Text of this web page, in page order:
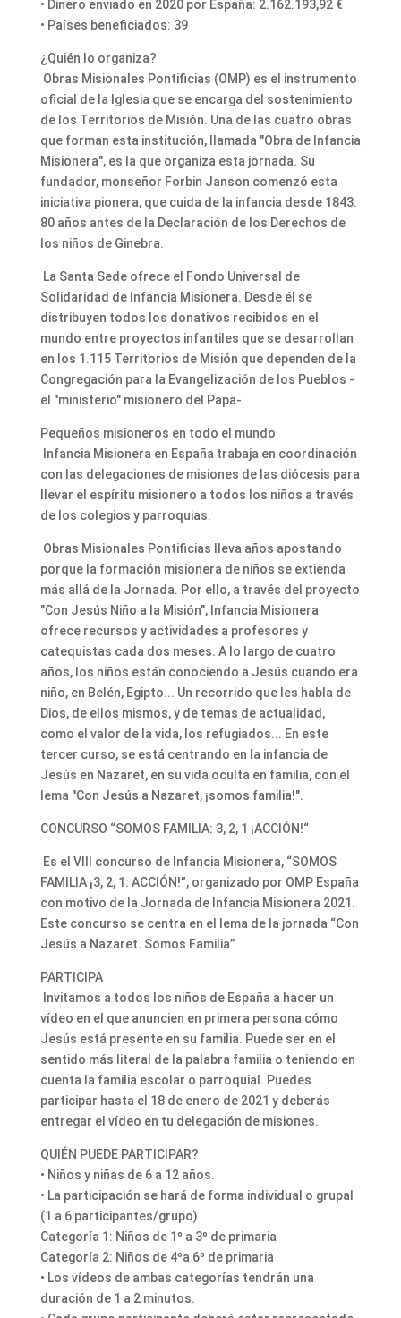
• Dinero enviado en 2020 por España: 2.162.193,92 €
• Países beneficiados: 39
¿Quién lo organiza?
Obras Misionales Pontificias (OMP) es el instrumento
oficial de la Iglesia que se encarga del sostenimiento
de los Territorios de Misión. Una de las cuatro obras
que forman esta institución, llamada "Obra de Infancia
Misionera", es la que organiza esta jornada. Su
fundador, monseñor Forbin Janson comenzó esta
iniciativa pionera, que cuida de la infancia desde 1843:
80 años antes de la Declaración de los Derechos de
los niños de Ginebra.
La Santa Sede ofrece el Fondo Universal de
Solidaridad de Infancia Misionera. Desde él se
distribuyen todos los donativos recibidos en el
mundo entre proyectos infantiles que se desarrollan
en los 1.115 Territorios de Misión que dependen de la
Congregación para la Evangelización de los Pueblos -
el "ministerio" misionero del Papa-.
Pequeños misioneros en todo el mundo
Infancia Misionera en España trabaja en coordinación
con las delegaciones de misiones de las diócesis para
llevar el espíritu misionero a todos los niños a través
de los colegios y parroquias.
Obras Misionales Pontificias lleva años apostando
porque la formación misionera de niños se extienda
más allá de la Jornada. Por ello, a través del proyecto
"Con Jesús Niño a la Misión", Infancia Misionera
ofrece recursos y actividades a profesores y
catequistas cada dos meses. A lo largo de cuatro
años, los niños están conociendo a Jesús cuando era
niño, en Belén, Egipto... Un recorrido que les habla de
Dios, de ellos mismos, y de temas de actualidad,
como el valor de la vida, los refugiados... En este
tercer curso, se está centrando en la infancia de
Jesús en Nazaret, en su vida oculta en familia, con el
lema "Con Jesús a Nazaret, ¡somos familia!".
CONCURSO “SOMOS FAMILIA: 3, 2, 1 ¡ACCIÓN!“
Es el VIII concurso de Infancia Misionera, “SOMOS
FAMILIA ¡3, 2, 1: ACCIÓN!”, organizado por OMP España
con motivo de la Jornada de Infancia Misionera 2021.
Este concurso se centra en el lema de la jornada “Con
Jesús a Nazaret. Somos Familia”
PARTICIPA
Invitamos a todos los niños de España a hacer un
vídeo en el que anuncien en primera persona cómo
Jesús está presente en su familia. Puede ser en el
sentido más literal de la palabra familia o teniendo en
cuenta la familia escolar o parroquial. Puedes
participar hasta el 18 de enero de 2021 y deberás
entregar el vídeo en tu delegación de misiones.
QUIÉN PUEDE PARTICIPAR?
• Niños y niñas de 6 a 12 años.
• La participación se hará de forma individual o grupal
(1 a 6 participantes/grupo)
Categoría 1: Niños de 1º a 3º de primaria
Categoría 2: Niños de 4ºa 6º de primaria
• Los vídeos de ambas categorías tendrán una
duración de 1 a 2 minutos.